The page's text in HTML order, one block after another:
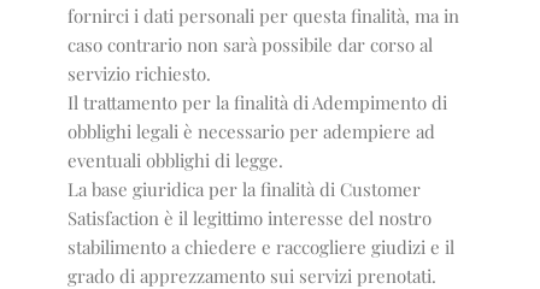
fornirci i dati personali per questa finalità, ma in
caso contrario non sarà possibile dar corso al
servizio richiesto.
Il trattamento per la finalità di Adempimento di
obblighi legali è necessario per adempiere ad
eventuali obblighi di legge.
La base giuridica per la finalità di Customer
Satisfaction è il legittimo interesse del nostro
stabilimento a chiedere e raccogliere giudizi e il
grado di apprezzamento sui servizi prenotati.